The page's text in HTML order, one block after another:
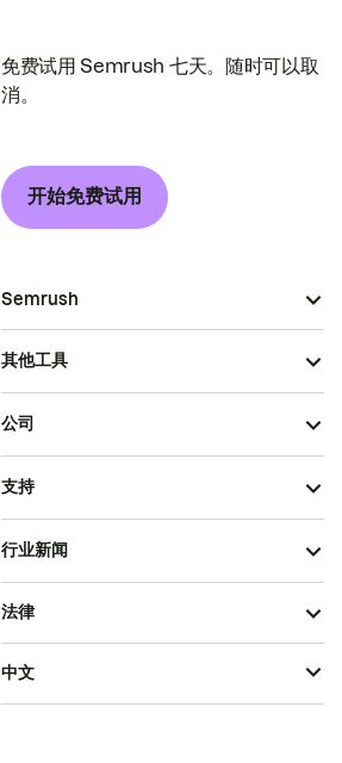
免费试用 Semrush 七天。随时可以取
消。
开始免费试用
Semrush
其他工具
公司
支持
行业新闻
法律
中文